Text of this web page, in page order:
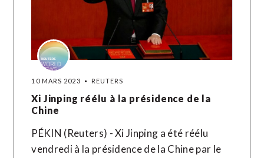
10 MARS 2023 REUTERS
Xi Jinping réélu à la présidence de la
Chine
PÉKIN (Reuters) - Xi Jinping a été réélu
vendredi à la présidence de la Chine par le